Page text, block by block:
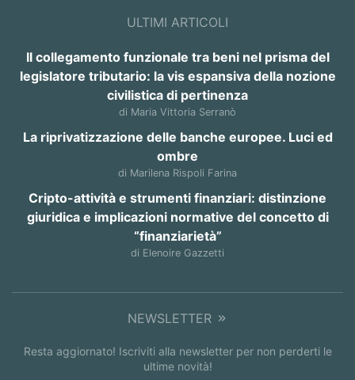
ULTIMI ARTICOLI
Il collegamento funzionale tra beni nel prisma del
legislatore tributario: la vis espansiva della nozione
civilistica di pertinenza
di Maria Vittoria Serranò
La riprivatizzazione delle banche europee. Luci ed
ombre
di Marilena Rispoli Farina
Cripto-attività e strumenti finanziari: distinzione
giuridica e implicazioni normative del concetto di
“finanziarietà”
di Elenoire Gazzetti
NEWSLETTER
Resta aggiornato! Iscriviti alla newsletter per non perderti le
ultime novità!